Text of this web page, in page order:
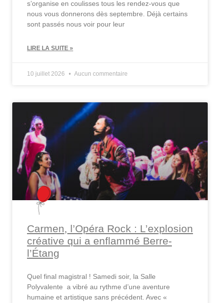
s’organise en coulisses tous les rendez-vous que
nous vous donnerons dès septembre. Déjà certains
sont passés nous voir pour leur
LIRE LA SUITE »
10 juillet 2026 Aucun commentaire
Carmen, l’Opéra Rock : L’explosion
créative qui a enflammé Berre-
l’Étang
Quel final magistral ! Samedi soir, la Salle
Polyvalente a vibré au rythme d’une aventure
humaine et artistique sans précédent. Avec «